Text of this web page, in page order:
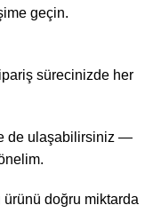
geçin.
sürecinizde her
de ulaşabilirsiniz —
doğru miktarda